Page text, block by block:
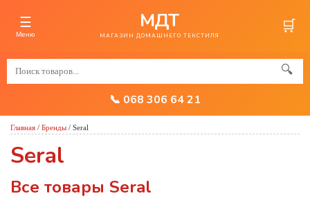
☰
Меню
МДТ
МАГАЗИН ДОМАШНЕГО ТЕКСТИЛЯ 🛒
🔍
📞 068 306 64 21
Главная / Бренды / Seral
Seral
Все товары Seral